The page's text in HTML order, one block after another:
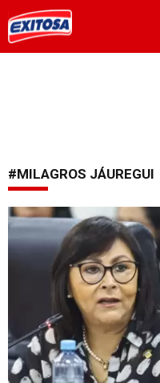
#MILAGROS JÁUREGUI
Ante triunfo del partido